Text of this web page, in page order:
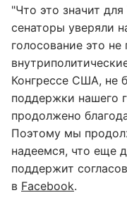
"Что это значит
сенаторы уверяли
голосование это
Конгрессе США, не
поддержки нашего
продолжено
Поэтому мы
надеемся, что еще
поддержит
в Facebook.